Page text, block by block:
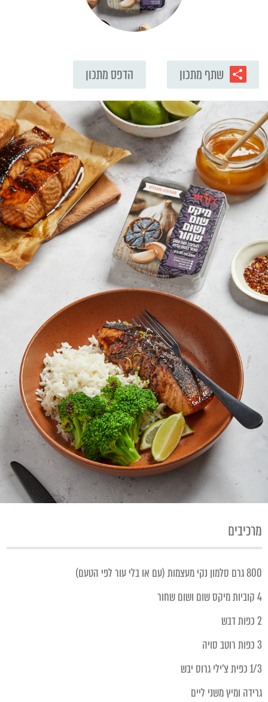
הדפס מתכון שתף מתכון
מרכיבים
800 גרם סלמון נקי מעצמות (עם או בלי עור לפי הטעם)
4 קוביות מיקס שום ושום שחור
2 כפות דבש
3 כפות רוטב סויה
1/3 כפית צ'ילי גרוס יבש
גרידה ומיץ משני ליים